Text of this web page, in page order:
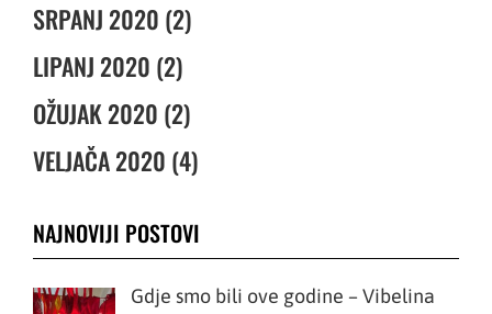
SRPANJ 2020 (2)
LIPANJ 2020 (2)
OŽUJAK 2020 (2)
VELJAČA 2020 (4)
NAJNOVIJI POSTOVI
Gdje smo bili ove godine – Vibelina